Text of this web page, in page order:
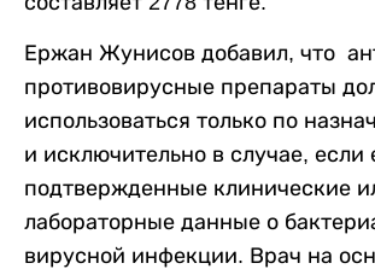
Ержан Жунисов добавил, что
противовирусные препараты
использоваться только по
и исключительно в случае, если
подтвержденные клинические
лабораторные данные о
вирусной инфекции. Врач на